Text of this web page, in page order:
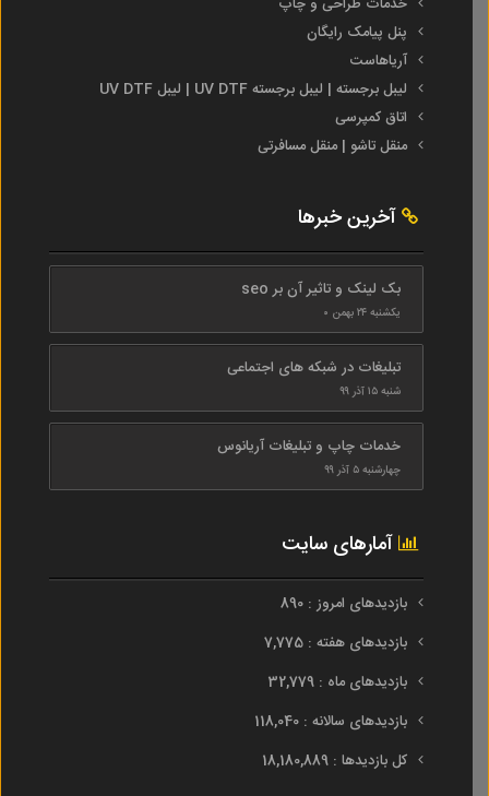
پنل پیامک رایگان
آریاهاست
لیبل برجسته | لیبل برجسته UV DTF | لیبل UV DTF
اتاق کمپرسی
منقل تاشو | منقل مسافرتی
آخرین خبرها
بک لینک و تاثیر آن بر seo
یکشنبه ۲۴ بهمن ۰
تبلیغات در شبکه های اجتماعی
شنبه ۱۵ آذر ۹۹
خدمات چاپ و تبلیغات آریانوس
چهارشنبه ۵ آذر ۹۹
آمارهای سایت
بازدیدهای امروز : 890
بازدیدهای هفته : 7,775
بازدیدهای ماه : 32,779
بازدیدهای سالانه : 118,040
کل بازدیدها : 18,180,889